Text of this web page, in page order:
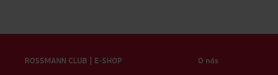
ROSSMANN CLUB | E-SHOP O nás